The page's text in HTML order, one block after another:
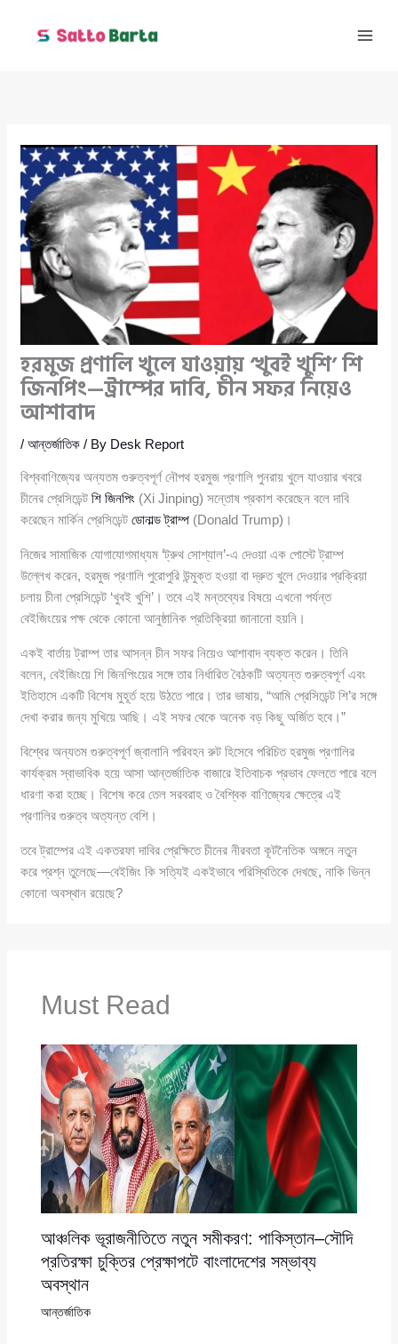
হরমুজ প্রণালি খুলে যাওয়ায় ‘খুবই খুশি’ শি
জিনপিং—ট্রাম্পের দাবি, চীন সফর নিয়েও
আশাবাদ
/আন্তর্জাতিক / By Desk Report
বিশ্ববাণিজ্যের অন্যতম গুরুত্বপূর্ণ নৌপথ হরমুজ প্রণালি পুনরায় খুলে যাওয়ার খবরে
চীনের প্রেসিডেন্টশি জিনপিং (Xi Jinping) সন্তোষ প্রকাশ করেছেন বলে দাবি
করেছেন মার্কিন প্রেসিডেন্টডোনাল্ড ট্রাম্প (Donald Trump)।
নিজের সামাজিক যোগাযোগমাধ্যম ‘ট্রুথ সোশ্যাল’-এ দেওয়া এক পোস্টে ট্রাম্প
উল্লেখ করেন, হরমুজ প্রণালি পুরোপুরি উন্মুক্ত হওয়া বা দ্রুত খুলে দেওয়ার প্রক্রিয়া
চলায় চীনা প্রেসিডেন্ট ‘খুবই খুশি’। তবে এই মন্তব্যের বিষয়ে এখনো পর্যন্ত
বেইজিংয়ের পক্ষ থেকে কোনো আনুষ্ঠানিক প্রতিক্রিয়া জানানো হয়নি।
একই বার্তায় ট্রাম্প তার আসন্ন চীন সফর নিয়েও আশাবাদ ব্যক্ত করেন। তিনি
বলেন, বেইজিংয়ে শি জিনপিংয়ের সঙ্গে তার নির্ধারিত বৈঠকটি অত্যন্ত গুরুত্বপূর্ণ এবং
ইতিহাসে একটি বিশেষ মুহূর্ত হয়ে উঠতে পারে। তার ভাষায়, “আমি প্রেসিডেন্ট শি’র সঙ্গে
দেখা করার জন্য মুখিয়ে আছি। এই সফর থেকে অনেক বড় কিছু অর্জিত হবে।”
বিশ্বের অন্যতম গুরুত্বপূর্ণ জ্বালানি পরিবহন রুট হিসেবে পরিচিত হরমুজ প্রণালির
কার্যক্রম স্বাভাবিক হয়ে আসা আন্তর্জাতিক বাজারে ইতিবাচক প্রভাব ফেলতে পারে বলে
ধারণা করা হচ্ছে। বিশেষ করে তেল সরবরাহ ও বৈশ্বিক বাণিজ্যের ক্ষেত্রে এই
প্রণালির গুরুত্ব অত্যন্ত বেশি।
তবে ট্রাম্পের এই একতরফা দাবির প্রেক্ষিতে চীনের নীরবতা কূটনৈতিক অঙ্গনে নতুন
করে প্রশ্ন তুলেছে—বেইজিং কি সত্যিই একইভাবে পরিস্থিতিকে দেখছে, নাকি ভিন্ন
কোনো অবস্থান রয়েছে?
Must Read
আঞ্চলিক ভূরাজনীতিতে নতুন সমীকরণ: পাকিস্তান–সৌদি
প্রতিরক্ষা চুক্তির প্রেক্ষাপটে বাংলাদেশের সম্ভাব্য
অবস্থান
আন্তর্জাতিক